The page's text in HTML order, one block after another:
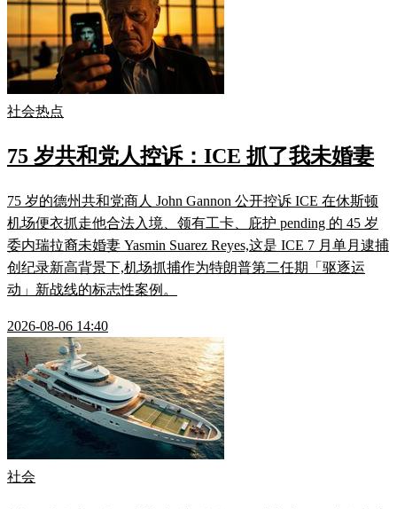
社会热点
75 岁共和党人控诉：ICE 抓了我未婚妻
75 岁的德州共和党商人 John Gannon 公开控诉 ICE 在休斯顿
机场便衣抓走他合法入境、领有工卡、庇护 pending 的 45 岁
委内瑞拉裔未婚妻 Yasmin Suarez Reyes,这是 ICE 7 月单月逮捕
创纪录新高背景下,机场抓捕作为特朗普第二任期「驱逐运
动」新战线的标志性案例。
2026-08-06 14:40
社会